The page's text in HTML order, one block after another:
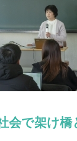
で架け橋